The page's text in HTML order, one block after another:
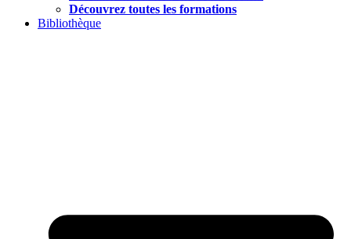
Découvrez toutes les formations
Bibliothèque